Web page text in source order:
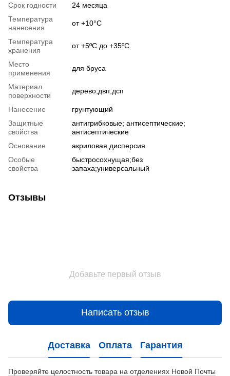
Срок годности
24 месяца
Температура
нанесения
от +10°С
Температура
хранения
от +5ºС до +35ºС.
Место
применения
для бруса
Материал
поверхности
дерево;двп;дсп
Нанесение
грунтующий
Защитные
свойства
антигрибковые; антисептические;
антисептические
Основание
акриловая дисперсия
Особые
свойства
быстросохнущая;без
запаха;универсальный
Отзывы
Добавьте первый отзыв
Написать отзыв
Доставка Оплата Гарантия
Проверяйте целостность товара на отделениях Новой Почты